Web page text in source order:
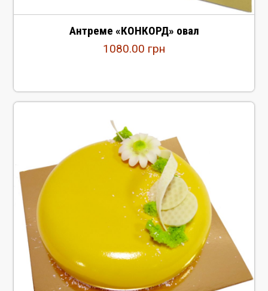
Антреме «КОНКОРД» овал
1080.00 грн